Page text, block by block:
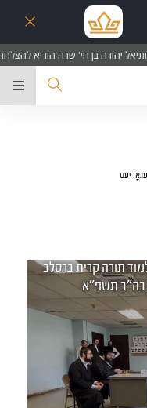
יהודה בן חי' שרה הודיא להצלחה
תורה קרית ברסלב
בה"ב תשפ"א